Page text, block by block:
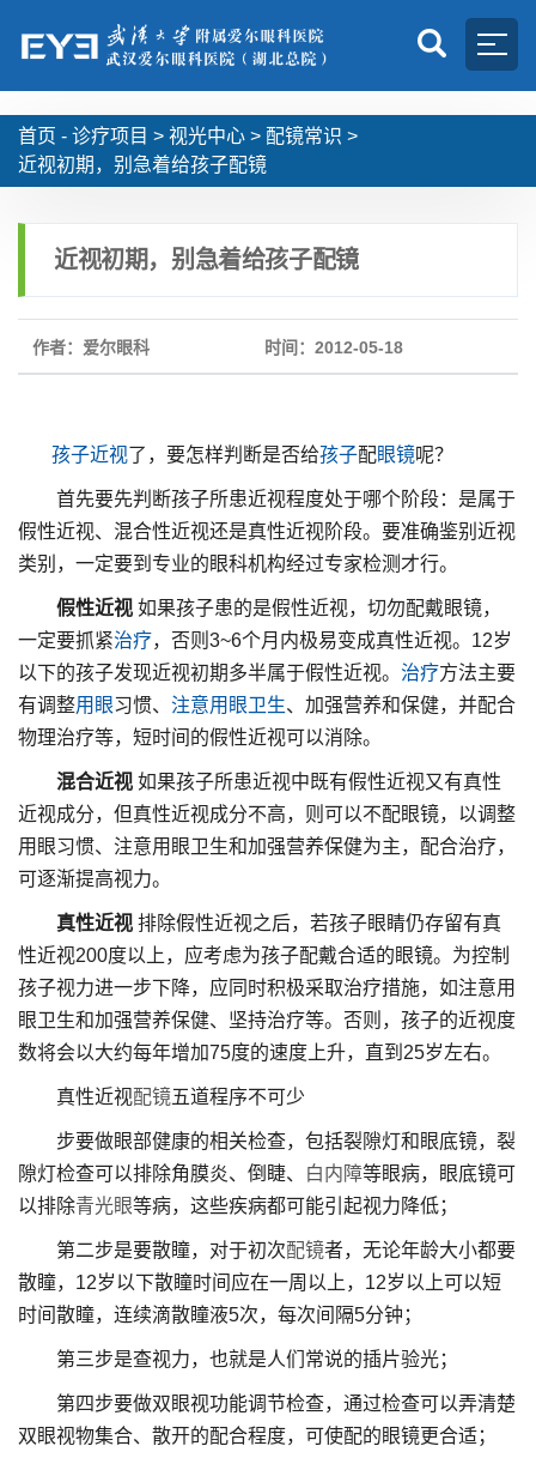
首页 - 诊疗项目 > 视光中心 > 配镜常识 >
近视初期，别急着给孩子配镜
近视初期，别急着给孩子配镜
作者：爱尔眼科 时间：2012-05-18
孩子近视了，要怎样判断是否给孩子配眼镜呢？
首先要先判断孩子所患近视程度处于哪个阶段：是属于
假性近视、混合性近视还是真性近视阶段。要准确鉴别近视
类别，一定要到专业的眼科机构经过专家检测才行。
假性近视 如果孩子患的是假性近视，切勿配戴眼镜，
一定要抓紧治疗，否则3~6个月内极易变成真性近视。12岁
以下的孩子发现近视初期多半属于假性近视。 治疗方法主要
有调整用眼习惯、 注意用眼卫生、加强营养和保健，并配合
物理治疗等，短时间的假性近视可以消除。
混合近视 如果孩子所患近视中既有假性近视又有真性
近视成分，但真性近视成分不高，则可以不配眼镜，以调整
用眼习惯、注意用眼卫生和加强营养保健为主，配合治疗，
可逐渐提高视力。
真性近视 排除假性近视之后，若孩子眼睛仍存留有真
性近视200度以上，应考虑为孩子配戴合适的眼镜。为控制
孩子视力进一步下降，应同时积极采取治疗措施，如注意用
眼卫生和加强营养保健、坚持治疗等。否则，孩子的近视度
数将会以大约每年增加75度的速度上升，直到25岁左右。
真性近视配镜五道程序不可少
步要做眼部健康的相关检查，包括裂隙灯和眼底镜，裂
隙灯检查可以排除角膜炎、倒睫、
白内障等眼病，眼底镜可
以排除青光眼等病，这些疾病都可能引起视力降低；
第二步是要散瞳，对于初次配镜者，无论年龄大小都要
散瞳，12岁以下散瞳时间应在一周以上，12岁以上可以短
时间散瞳，连续滴散瞳液5次，每次间隔5分钟；
第三步是查视力，也就是人们常说的插片验光；
第四步要做双眼视功能调节检查，通过检查可以弄清楚
双眼视物集合、散开的配合程度，可使配的眼镜更合适；